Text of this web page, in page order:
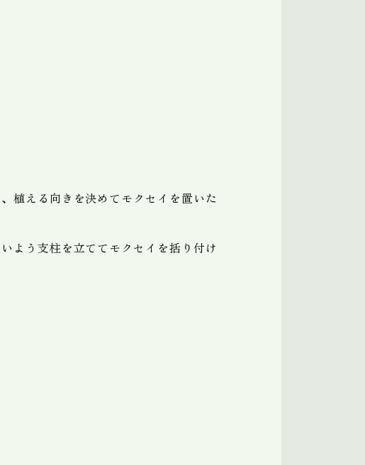
植える向きを決めてモクセイを置いた
よう支柱を立ててモクセイを括り付け